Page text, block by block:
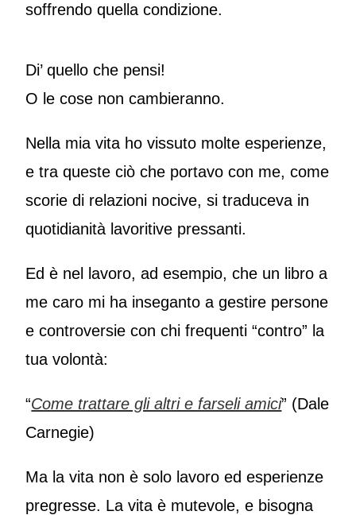
soffrendo quella condizione.
Di’ quello che pensi!
O le cose non cambieranno.
Nella mia vita ho vissuto molte esperienze,
e tra queste ciò che portavo con me, come
scorie di relazioni nocive, si traduceva in
quotidianità lavoritive pressanti.
Ed è nel lavoro, ad esempio, che un libro a
me caro mi ha inseganto a gestire persone
e controversie con chi frequenti “contro” la
tua volontà:
“Come trattare gli altri e farseli amici” (Dale
Carnegie)
Ma la vita non è solo lavoro ed esperienze
pregresse. La vita è mutevole, e bisogna